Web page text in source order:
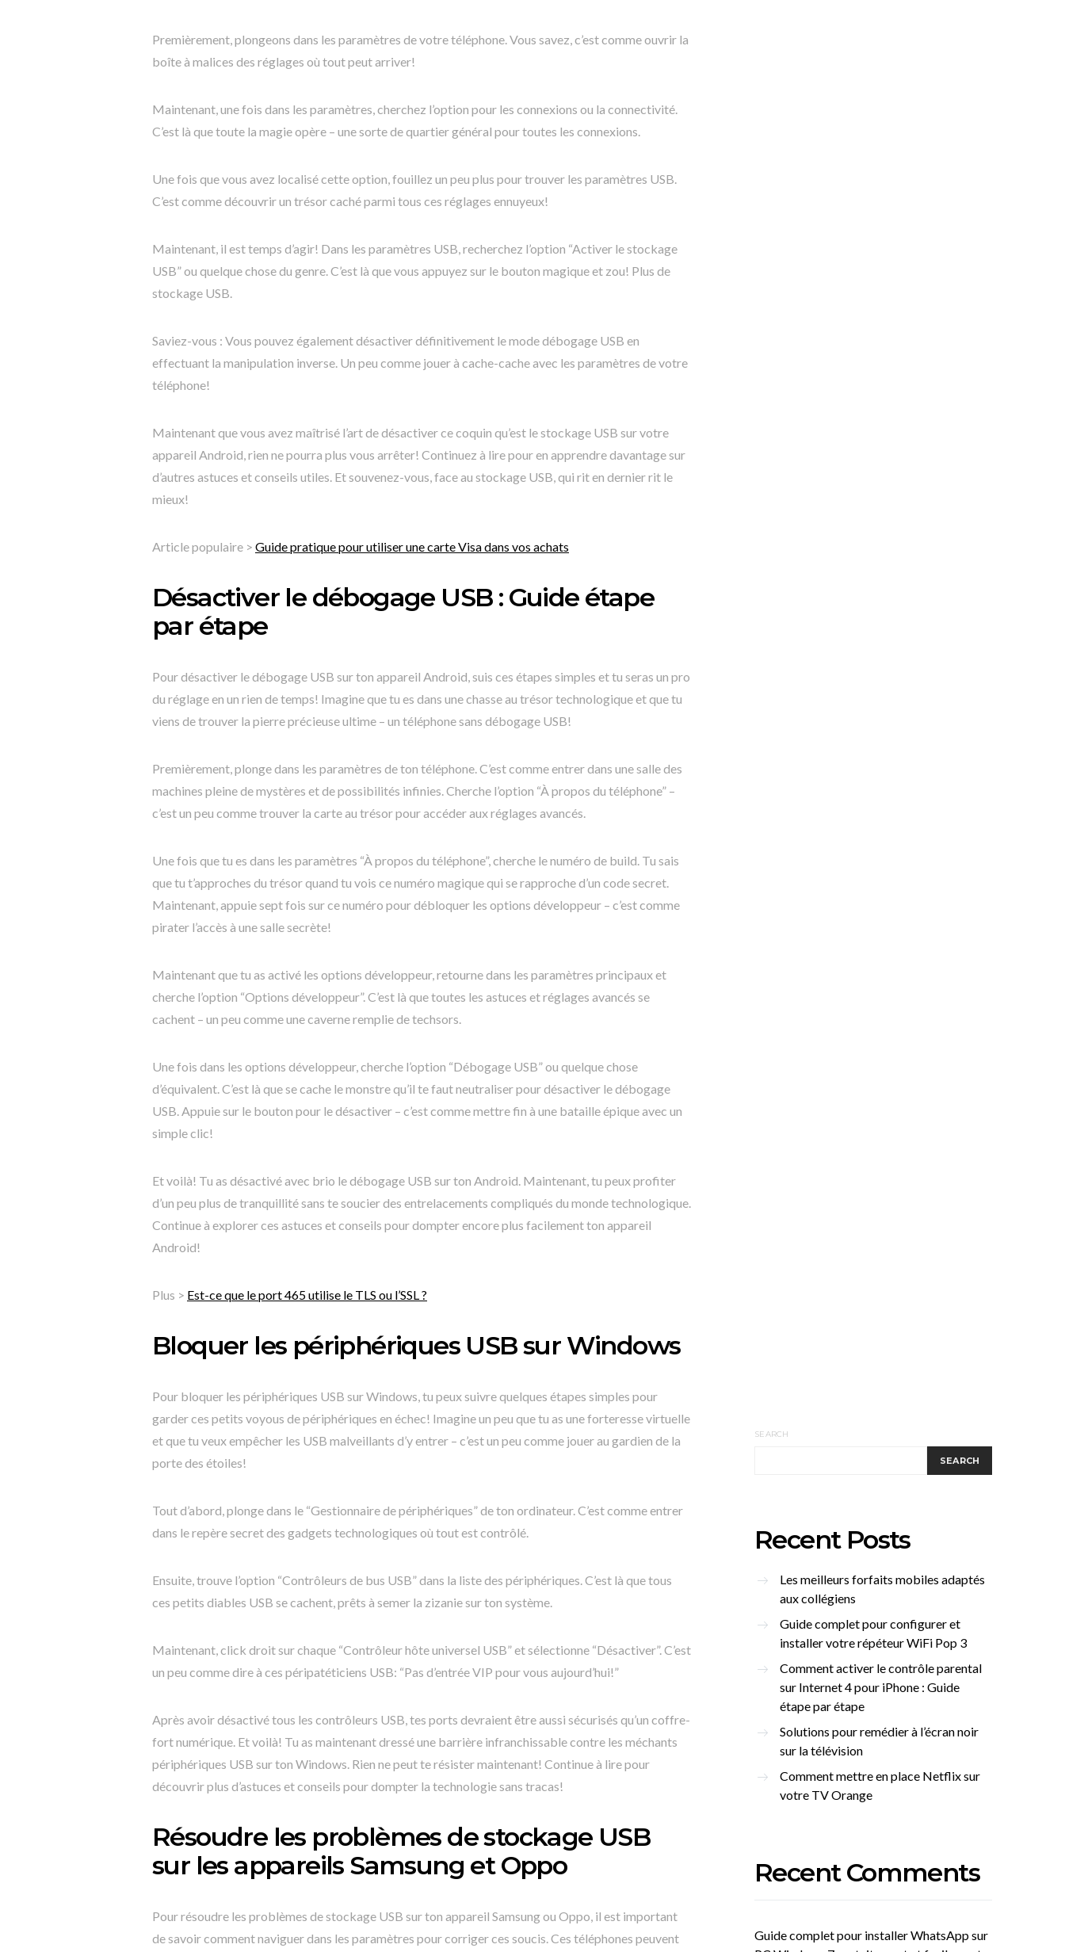
Premièrement, plongeons dans les paramètres de votre téléphone. Vous savez, c’est comme ouvrir la
boîte à malices des réglages où tout peut arriver!
Maintenant, une fois dans les paramètres, cherchez l’option pour les connexions ou la connectivité.
C’est là que toute la magie opère – une sorte de quartier général pour toutes les connexions.
Une fois que vous avez localisé cette option, fouillez un peu plus pour trouver les paramètres USB.
C’est comme découvrir un trésor caché parmi tous ces réglages ennuyeux!
Maintenant, il est temps d’agir! Dans les paramètres USB, recherchez l’option “Activer le stockage
USB” ou quelque chose du genre. C’est là que vous appuyez sur le bouton magique et zou! Plus de
stockage USB.
Saviez-vous : Vous pouvez également désactiver définitivement le mode débogage USB en
effectuant la manipulation inverse. Un peu comme jouer à cache-cache avec les paramètres de votre
téléphone!
Maintenant que vous avez maîtrisé l’art de désactiver ce coquin qu’est le stockage USB sur votre
appareil Android, rien ne pourra plus vous arrêter! Continuez à lire pour en apprendre davantage sur
d’autres astuces et conseils utiles. Et souvenez-vous, face au stockage USB, qui rit en dernier rit le
mieux!
Article populaire > Guide pratique pour utiliser une carte Visa dans vos achats
Désactiver le débogage USB : Guide étape
par étape
Pour désactiver le débogage USB sur ton appareil Android, suis ces étapes simples et tu seras un pro
du réglage en un rien de temps! Imagine que tu es dans une chasse au trésor technologique et que tu
viens de trouver la pierre précieuse ultime – un téléphone sans débogage USB!
Premièrement, plonge dans les paramètres de ton téléphone. C’est comme entrer dans une salle des
machines pleine de mystères et de possibilités infinies. Cherche l’option “À propos du téléphone” –
c’est un peu comme trouver la carte au trésor pour accéder aux réglages avancés.
Une fois que tu es dans les paramètres “À propos du téléphone”, cherche le numéro de build. Tu sais
que tu t’approches du trésor quand tu vois ce numéro magique qui se rapproche d’un code secret.
Maintenant, appuie sept fois sur ce numéro pour débloquer les options développeur – c’est comme
pirater l’accès à une salle secrète!
Maintenant que tu as activé les options développeur, retourne dans les paramètres principaux et
cherche l’option “Options développeur”. C’est là que toutes les astuces et réglages avancés se
cachent – un peu comme une caverne remplie de techsors.
Une fois dans les options développeur, cherche l’option “Débogage USB” ou quelque chose
d’équivalent. C’est là que se cache le monstre qu’il te faut neutraliser pour désactiver le débogage
USB. Appuie sur le bouton pour le désactiver – c’est comme mettre fin à une bataille épique avec un
simple clic!
Et voilà! Tu as désactivé avec brio le débogage USB sur ton Android. Maintenant, tu peux profiter
d’un peu plus de tranquillité sans te soucier des entrelacements compliqués du monde technologique.
Continue à explorer ces astuces et conseils pour dompter encore plus facilement ton appareil
Android!
Plus > Est-ce que le port 465 utilise le TLS ou l’SSL ?
Bloquer les périphériques USB sur Windows
Pour bloquer les périphériques USB sur Windows, tu peux suivre quelques étapes simples pour
garder ces petits voyous de périphériques en échec! Imagine un peu que tu as une forteresse virtuelle
et que tu veux empêcher les USB malveillants d’y entrer – c’est un peu comme jouer au gardien de la
porte des étoiles!
Tout d’abord, plonge dans le “Gestionnaire de périphériques” de ton ordinateur. C’est comme entrer
dans le repère secret des gadgets technologiques où tout est contrôlé.
Ensuite, trouve l’option “Contrôleurs de bus USB” dans la liste des périphériques. C’est là que tous
ces petits diables USB se cachent, prêts à semer la zizanie sur ton système.
Maintenant, click droit sur chaque “Contrôleur hôte universel USB” et sélectionne “Désactiver”. C’est
un peu comme dire à ces péripatéticiens USB: “Pas d’entrée VIP pour vous aujourd’hui!”
Après avoir désactivé tous les contrôleurs USB, tes ports devraient être aussi sécurisés qu’un coffre-
fort numérique. Et voilà! Tu as maintenant dressé une barrière infranchissable contre les méchants
périphériques USB sur ton Windows. Rien ne peut te résister maintenant! Continue à lire pour
découvrir plus d’astuces et conseils pour dompter la technologie sans tracas!
Résoudre les problèmes de stockage USB
sur les appareils Samsung et Oppo
Pour résoudre les problèmes de stockage USB sur ton appareil Samsung ou Oppo, il est important
de savoir comment naviguer dans les paramètres pour corriger ces soucis. Ces téléphones peuvent
SEARCH
SEARCH
Recent Posts
Les meilleurs forfaits mobiles adaptés
aux collégiens
Guide complet pour configurer et
installer votre répéteur WiFi Pop 3
Comment activer le contrôle parental
sur Internet 4 pour iPhone : Guide
étape par étape
Solutions pour remédier à l’écran noir
sur la télévision
Comment mettre en place Netflix sur
votre TV Orange
Recent Comments
Guide complet pour installer WhatsApp sur